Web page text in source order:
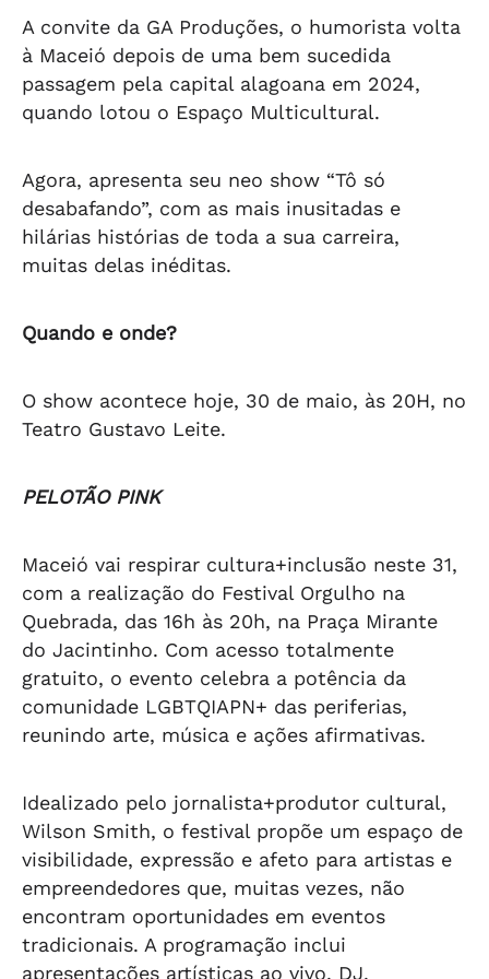
A convite da GA Produções, o humorista volta
à Maceió depois de uma bem sucedida
passagem pela capital alagoana em 2024,
quando lotou o Espaço Multicultural.
Agora, apresenta seu neo show “Tô só
desabafando”, com as mais inusitadas e
hilárias histórias de toda a sua carreira,
muitas delas inéditas.
Quando e onde?
O show acontece hoje, 30 de maio, às 20H, no
Teatro Gustavo Leite.
PELOTÃO PINK
Maceió vai respirar cultura+inclusão neste 31,
com a realização do Festival Orgulho na
Quebrada, das 16h às 20h, na Praça Mirante
do Jacintinho. Com acesso totalmente
gratuito, o evento celebra a potência da
comunidade LGBTQIAPN+ das periferias,
reunindo arte, música e ações afirmativas.
Idealizado pelo jornalista+produtor cultural,
Wilson Smith, o festival propõe um espaço de
visibilidade, expressão e afeto para artistas e
empreendedores que, muitas vezes, não
encontram oportunidades em eventos
tradicionais. A programação inclui
apresentações artísticas ao vivo, DJ,